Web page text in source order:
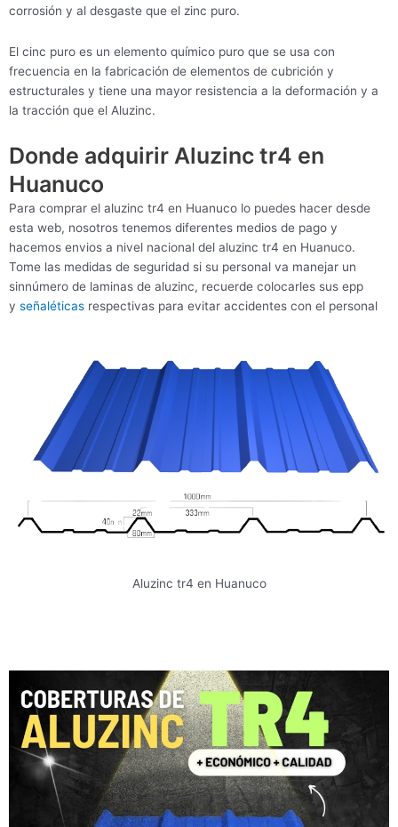
corrosión y al desgaste que el zinc puro.
El cinc puro es un elemento químico puro que se usa con
frecuencia en la fabricación de elementos de cubrición y
estructurales y tiene una mayor resistencia a la deformación y a
la tracción que el Aluzinc.
Donde adquirir Aluzinc tr4 en
Huanuco
Para comprar el aluzinc tr4 en Huanuco lo puedes hacer desde
esta web, nosotros tenemos diferentes medios de pago y
hacemos envios a nivel nacional del aluzinc tr4 en Huanuco.
Tome las medidas de seguridad si su personal va manejar un
sinnúmero de laminas de aluzinc, recuerde colocarles sus epp
y señaléticas respectivas para evitar accidentes con el personal
Aluzinc tr4 en Huanuco